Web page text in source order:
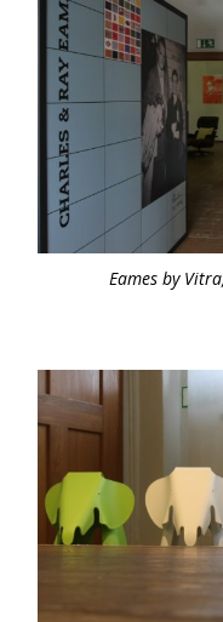
Eames by